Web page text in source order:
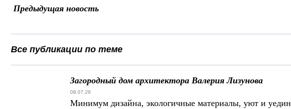
Предыдущая новость
Все публикации по теме
Загородный дом архитектора Валерия Лизунова
08.07.26
Минимум дизайна, экологичные материалы, уют и